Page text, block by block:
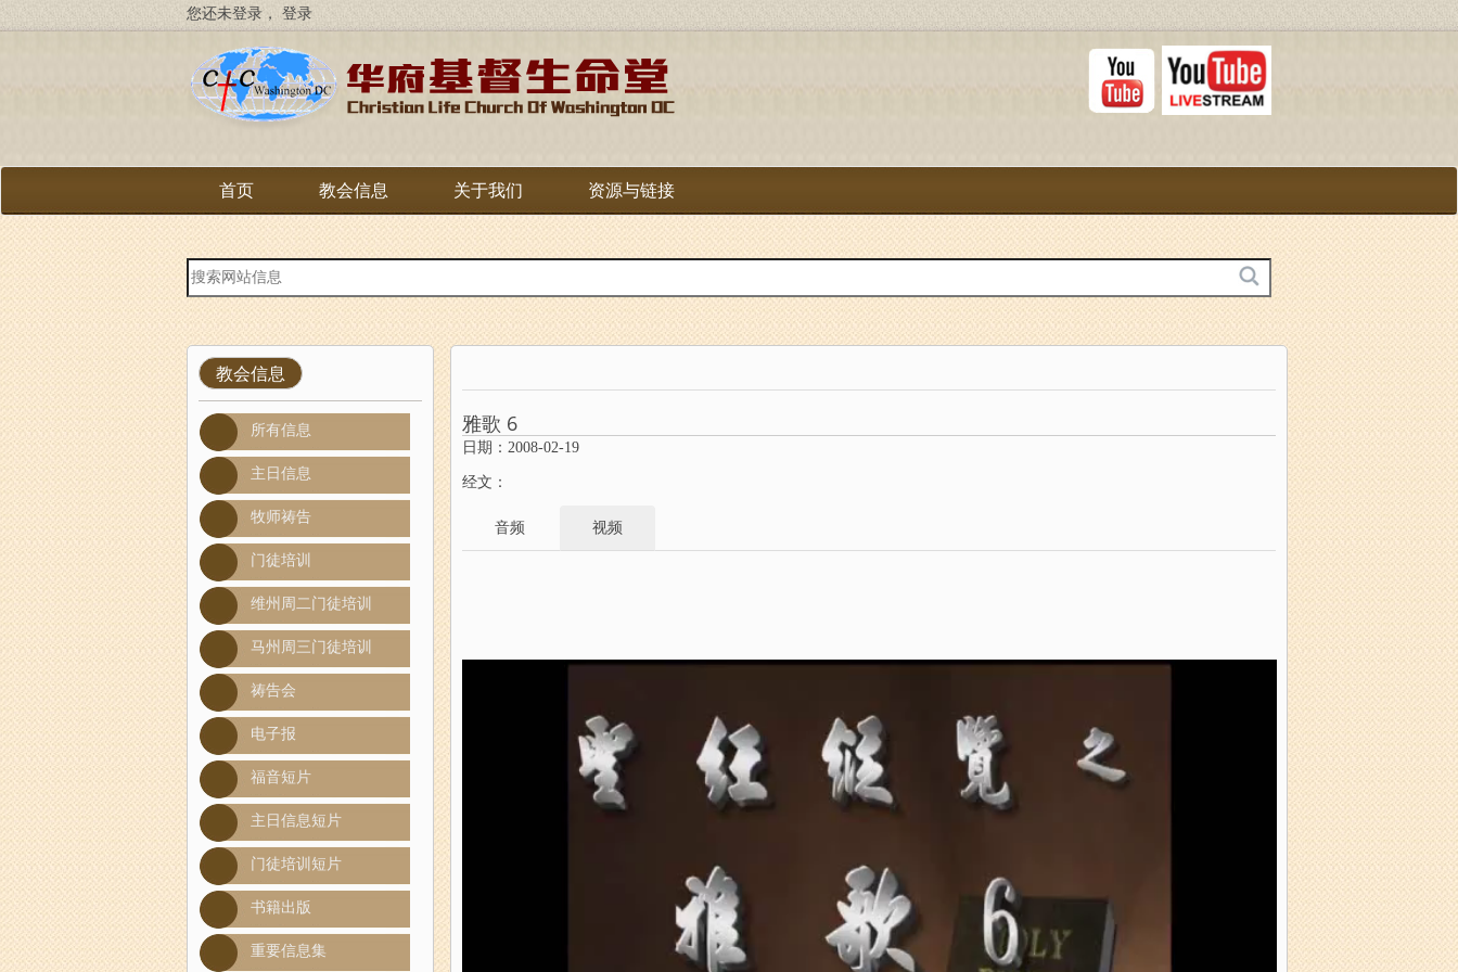
转
您还未登录， 登录
首页 教会信息 关于我们 资源与链接
站
内
搜
索
教会信息
所有信息
主日信息
牧师祷告
门徒培训
维州周二门徒培训
马州周三门徒培训
祷告会
电子报
福音短片
主日信息短片
门徒培训短片
书籍出版
重要信息集
雅歌 6
日期：2008-02-19
经文：
音频 视频